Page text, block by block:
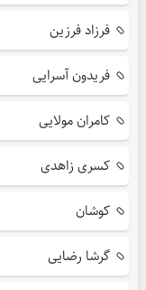
فرزاد فرزین
فریدون آسرایی
کامران مولایی
کسری زاهدی
کوشان
گرشا رضایی